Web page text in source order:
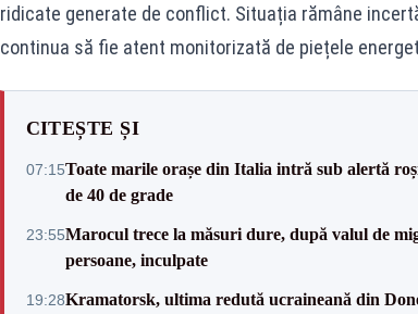
ridicate generate de conflict. Situația rămâne
continua să fie atent monitorizată de piețele
CITEȘTE ȘI
07:15Toate marile orașe din Italia intră sub alertă
de 40 de grade
23:55Marocul trece la măsuri dure, după valul de
persoane, inculpate
19:28Kramatorsk, ultima redută ucraineană din